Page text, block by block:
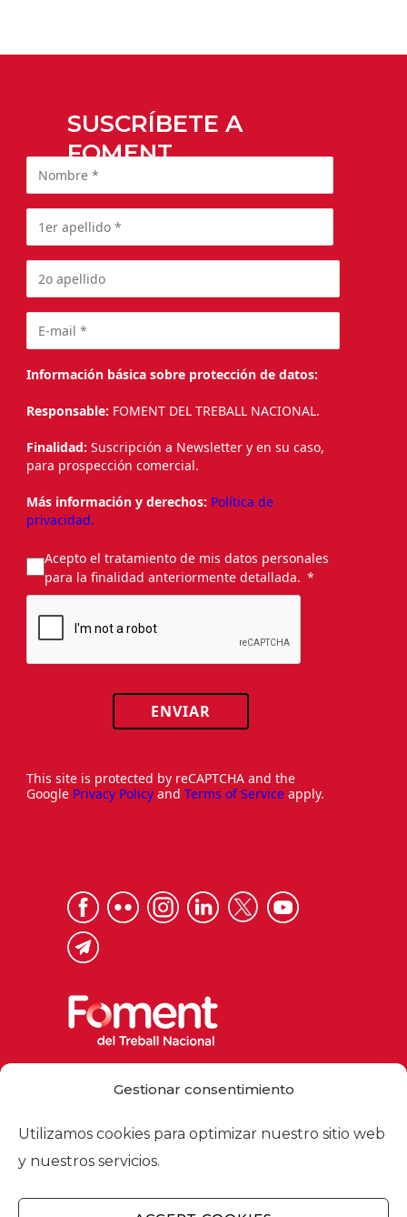
Gestionar consentimiento
Utilizamos cookies para optimizar nuestro sitio web
y nuestros servicios.
SUSCRÍBETE A
FOMENT
Información básica sobre protección de datos:
Responsable: FOMENT DEL TREBALL NACIONAL.
Finalidad: Suscripción a Newsletter y en su caso,
para prospección comercial.
Más información y derechos: Política de
privacidad.
Acepto el tratamiento de mis datos personales
para la finalidad anteriormente detallada.
ENVIAR
This site is protected by reCAPTCHA and the
Google Privacy Policy and Terms of Service apply.
foment@foment.com